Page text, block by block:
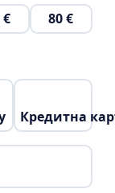
€ 80 €
Кредитна